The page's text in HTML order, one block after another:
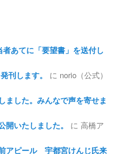
あてに「要望書」を送付し
刊します。
に norio（公式）
ました。みんなで声を寄せま
いたしました。
に高橋ア
アピール 宇都宮けんじ氏来